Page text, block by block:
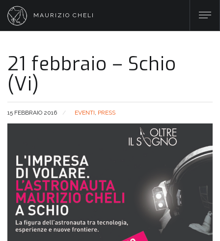
MAURIZIO CHELI
21 febbraio – Schio
(Vi)
15 FEBBRAIO 2016 EVENTI, PRESS